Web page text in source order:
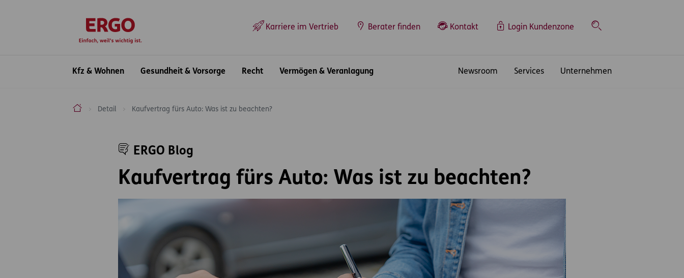
Karriere im Vertrieb Berater finden Kontakt Login Kundenzone
Suche
Kfz & Wohnen
Gesundheit & Vorsorge Recht Vermögen & Veranlagung Newsroom Services Unternehmen
ERGO Versicherung Aktiengesellschaft
Detail Kaufvertrag fürs Auto: Was ist zu beachten?
Kaufvertrag fürs Auto: Was ist zu beachten?
ERGO Blog